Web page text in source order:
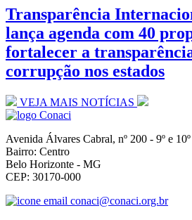
Transparência
lança agenda com 40
fortalecer a
corrupção nos estados
VEJA MAIS NOTÍCIAS
Avenida Álvares Cabral, nº 200 - 9º e
Bairro: Centro
Belo Horizonte - MG
CEP: 30170-000
conaci@conaci.org.br